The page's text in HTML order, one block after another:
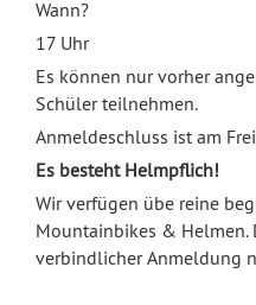
Wann?
17 Uhr
Es können nur vorher
Schüler teilnehmen.
Anmeldeschluss ist am
Es besteht Helmpflich!
Wir verfügen übe reine
Mountainbikes & Helmen.
verbindlicher Anmeldung